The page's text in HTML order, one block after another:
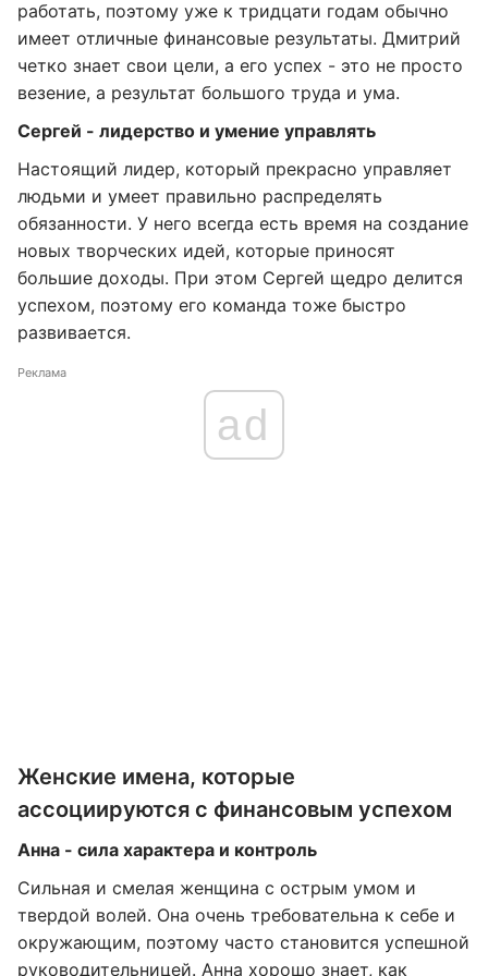
работать, поэтому уже к тридцати годам обычно
имеет отличные финансовые результаты. Дмитрий
четко знает свои цели, а его успех - это не просто
везение, а результат большого труда и ума.
Сергей - лидерство и умение управлять
Настоящий лидер, который прекрасно управляет
людьми и умеет правильно распределять
обязанности. У него всегда есть время на создание
новых творческих идей, которые приносят
большие доходы. При этом Сергей щедро делится
успехом, поэтому его команда тоже быстро
развивается.
Реклама
ad
Женские имена, которые
ассоциируются с финансовым успехом
Анна - сила характера и контроль
Сильная и смелая женщина с острым умом и
твердой волей. Она очень требовательна к себе и
окружающим, поэтому часто становится успешной
руководительницей. Анна хорошо знает, как